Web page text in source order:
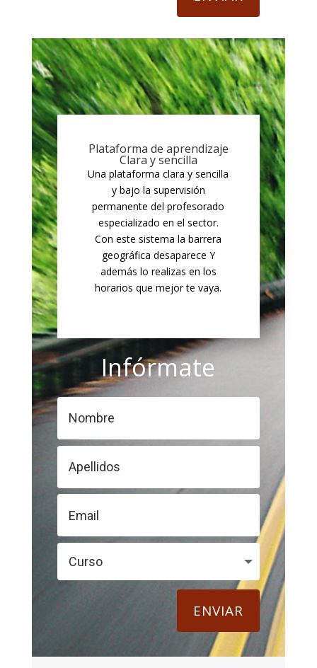
Plataforma de aprendizaje
Clara y sencilla
Una plataforma clara y sencilla
y bajo la supervisión
permanente del profesorado
especializado en el sector.
Con este sistema la barrera
geográfica desaparece Y
además lo realizas en los
horarios que mejor te vaya.
Infórmate
ENVIAR